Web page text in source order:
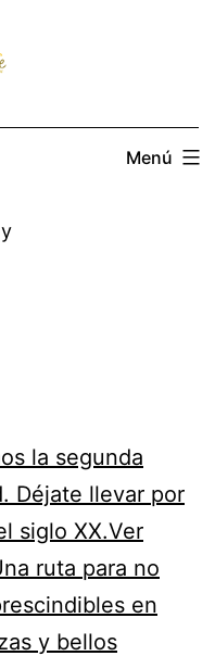
Menú
la segunda
Déjate llevar por
siglo XX.Ver
ruta para no
en
y bellos